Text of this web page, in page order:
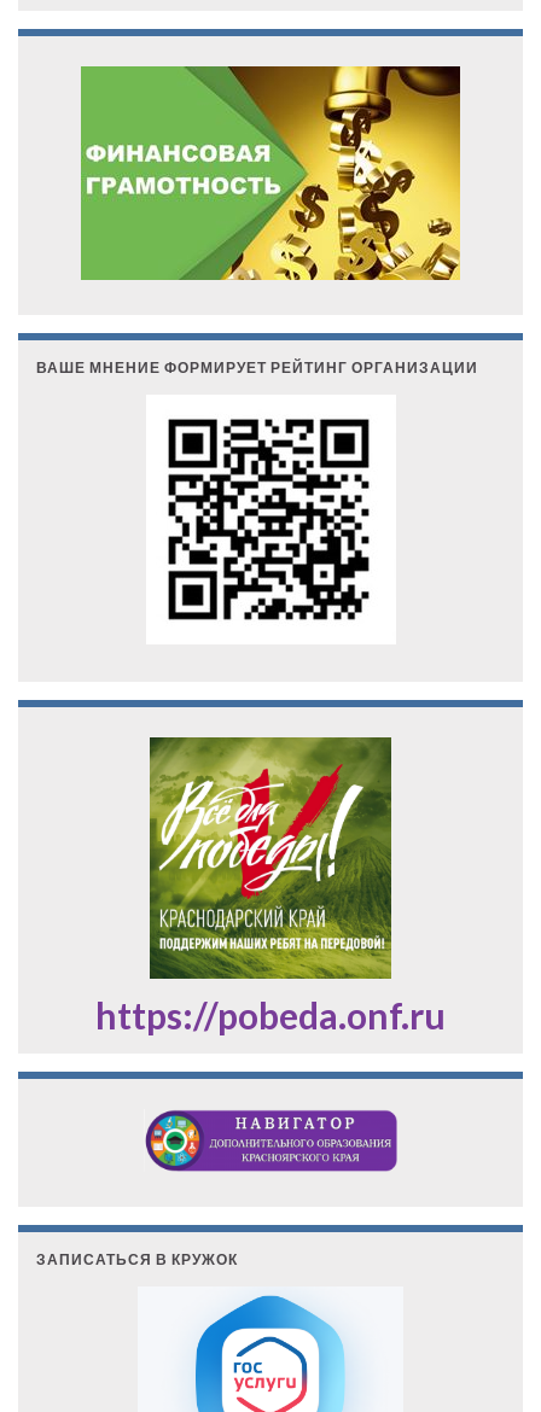
ВАШЕ МНЕНИЕ ФОРМИРУЕТ РЕЙТИНГ ОРГАНИЗАЦИИ
https://pobeda.onf.ru
ЗАПИСАТЬСЯ В КРУЖОК